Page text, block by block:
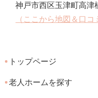
神戸市西区玉津町高津
（ここから地図＆口コ
トップページ
老人ホームを探す